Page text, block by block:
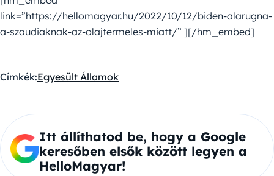
link=”https://hellomagyar.hu/2022/10/12/biden-alarugna-
a-szaudiaknak-az-olajtermeles-miatt/” ][/hm_embed]
Címkék:Egyesült Államok
Itt állíthatod be, hogy a Google
keresőben elsők között legyen a
HelloMagyar!